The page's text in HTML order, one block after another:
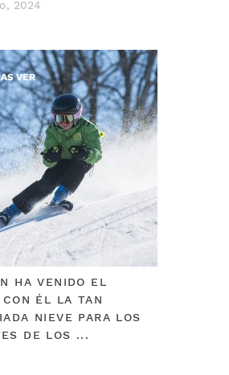
2024
VER
HA VENIDO EL
CON ÉL LA TAN
NIEVE PARA LOS
DE LOS ...